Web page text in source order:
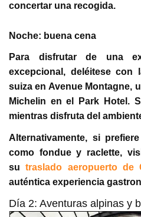
concertar una recogida.
Noche: buena cena
Para disfrutar de una
excepcional, deléitese con
suiza en Avenue Montagne,
Michelin en el Park Hotel.
mientras disfruta del
Alternativamente, si
como fondue y raclette,
sutraslado aeropuerto de
auténtica experiencia
Día 2: Aventuras alpinas y